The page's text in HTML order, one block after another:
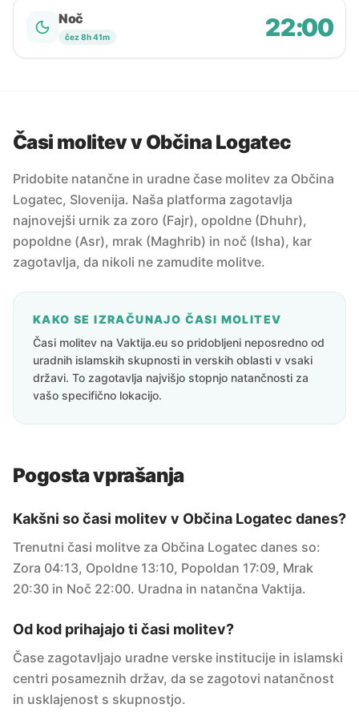
Noč
čez 8h 41m 22:00
Časi molitev v Občina Logatec
Pridobite natančne in uradne čase molitev za Občina
Logatec, Slovenija. Naša platforma zagotavlja
najnovejši urnik za zoro (Fajr), opoldne (Dhuhr),
popoldne (Asr), mrak (Maghrib) in noč (Isha), kar
zagotavlja, da nikoli ne zamudite molitve.
KAKO SE IZRAČUNAJO ČASI MOLITEV
Časi molitev na Vaktija.eu so pridobljeni neposredno od
uradnih islamskih skupnosti in verskih oblasti v vsaki
državi. To zagotavlja najvišjo stopnjo natančnosti za
vašo specifično lokacijo.
Pogosta vprašanja
Kakšni so časi molitev v Občina Logatec danes?
Trenutni časi molitve za Občina Logatec danes so:
Zora 04:13, Opoldne 13:10, Popoldan 17:09, Mrak
20:30 in Noč 22:00. Uradna in natančna Vaktija.
Od kod prihajajo ti časi molitev?
Čase zagotavljajo uradne verske institucije in islamski
centri posameznih držav, da se zagotovi natančnost
in usklajenost s skupnostjo.